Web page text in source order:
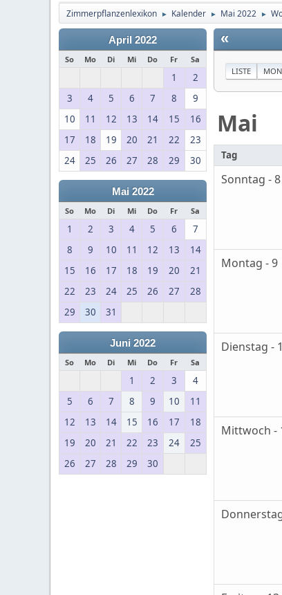
Zimmerpflanzenlexikon ► Kalender ► Mai 2022 ►
April 2022
So Mo Di Mi Do Fr Sa
1
2
3
4 5 6 7 8
9
10
11 12 13 14 15
16
17
18 19 20 21 22
23
24
25 26 27 28 29 30
Mai 2022
So Mo Di Mi Do Fr Sa
1 2 3 4 5 6
7
8
9 10 11 12 13
14
15
16 17 18 19 20
21
22
23 24 25 26 27
28
29
30 31
Juni 2022
So Mo Di Mi Do Fr Sa
1 2 3
4
5
6 7 8 9 10
11
12
13 14 15 16 17
18
19
20 21 22 23 24
25
26
27 28 29 30
«
LISTE
Mai
Tag
Sonntag - 8
Montag - 9
Dienstag -
Mittwoch -